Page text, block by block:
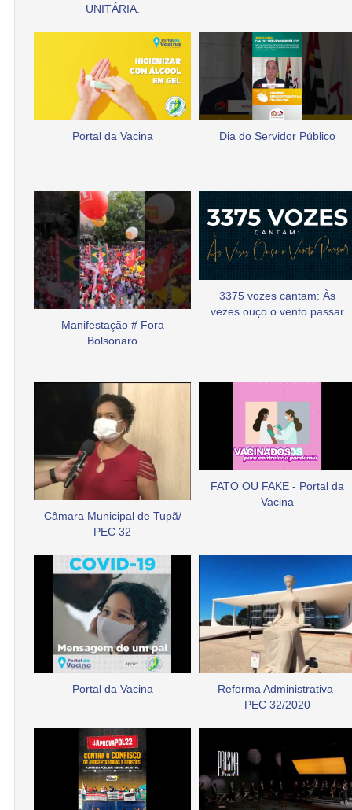
UNITÁRIA.
Portal da Vacina Dia do Servidor Público
Manifestação # Fora
Bolsonaro
3375 vozes cantam: Às
vezes ouço o vento passar
Câmara Municipal de Tupã/
PEC 32
FATO OU FAKE - Portal da
Vacina
Portal da Vacina
Reforma Administrativa-
PEC 32/2020